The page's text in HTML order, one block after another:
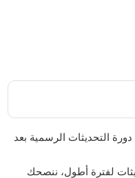
دورة التحديثات الرسمية بعد
لفترة أطول، ننصحك